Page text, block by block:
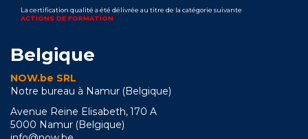
La certification qualité a été délivrée au titre de la catégorie suivante
ACTIONS DE FORMATION
Belgique
NOW.be SRL
Notre bureau à Namur (Belgique)
Avenue Reine Elisabeth, 170 A
5000 Namur (Belgique)